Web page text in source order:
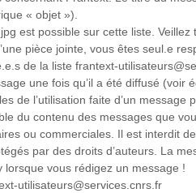
« objet »).
est possible sur cette liste.
pièce jointe, vous êtes seul.e
de la liste frantext-
une fois qu’il a été diffusé
de l’utilisation faite d’un
du contenu des messages que
ou commerciales. Il est interdit
par des droits d’auteurs. La
vous rédigez un message !
utilisateurs@services.cnrs.fr